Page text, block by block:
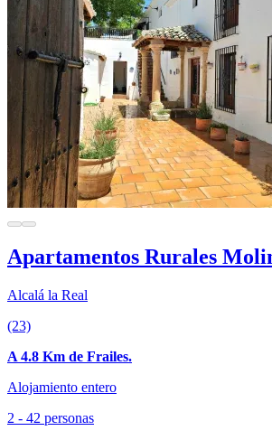
Apartamentos Rurales
Alcalá la Real
(23)
A 4.8 Km de Frailes.
Alojamiento entero
2 - 42 personas